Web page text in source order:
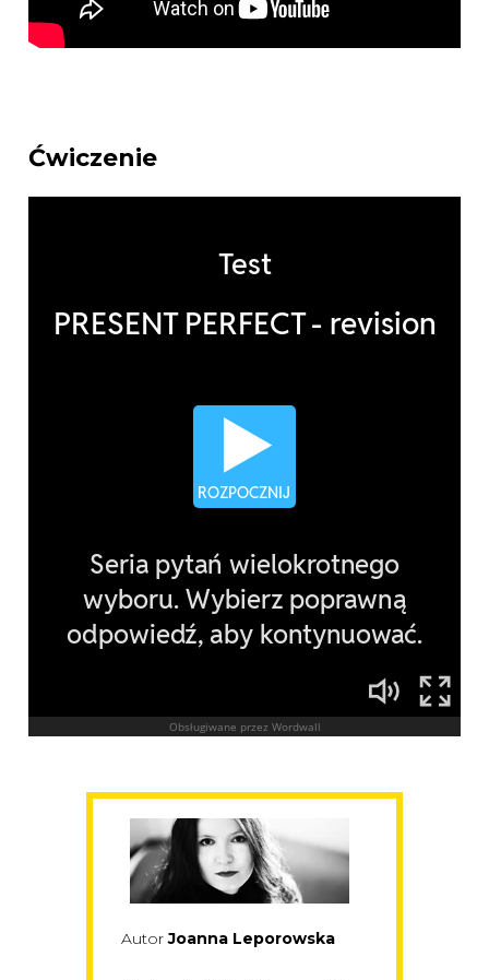
Ćwiczenie
AutorJoanna Leporowska